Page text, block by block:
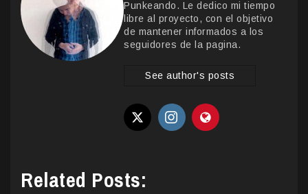
Punkeando. Le dedico mi tiempo
libre al proyecto, con el objetivo
de mantener informados a los
seguidores de la pagina.
See author's posts
Related Posts: